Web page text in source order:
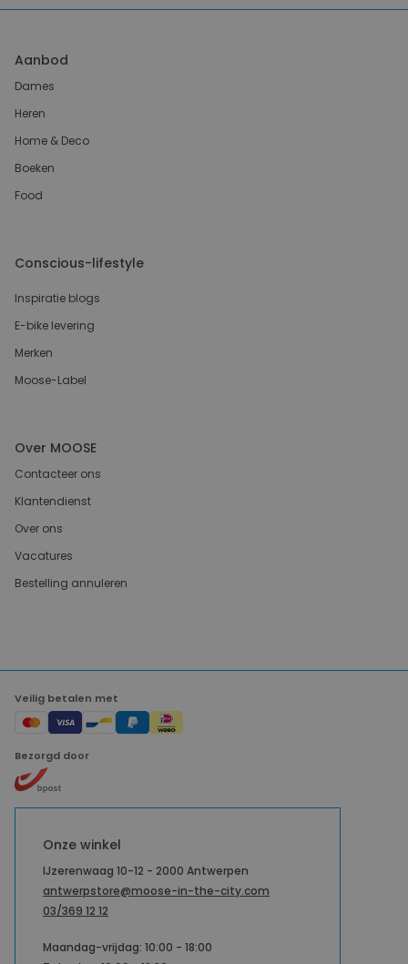
Aanbod
Dames
Heren
Home & Deco
Boeken
Food
Conscious-lifestyle
Inspiratie blogs
E-bike levering
Merken
Moose-Label
Over MOOSE
Contacteer ons
Klantendienst
Over ons
Vacatures
Bestelling annuleren
Veilig betalen met
Bezorgd door
Onze winkel
IJzerenwaag 10-12 - 2000 Antwerpen
antwerpstore@moose-in-the-city.com
03/369 12 12
Maandag-vrijdag: 10:00 - 18:00